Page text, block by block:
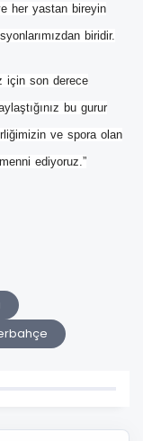
her yastan bireyin
biridir.
için son derece
bu gurur
ve spora olan
ediyoruz.”